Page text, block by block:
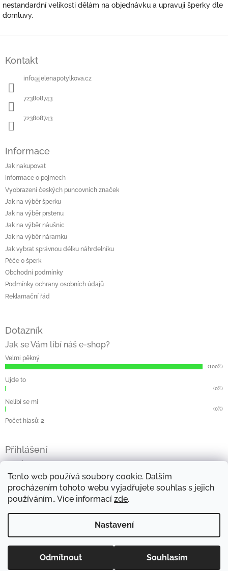
Tento web používá soubory cookie. Dalším
procházením tohoto webu vyjadřujete souhlas s jejich
používáním.. Více informací zde.
Nastavení
Odmítnout Souhlasím
nestandardní velikosti dělám na objednávku a upravuji šperky dle
domluvy.
Kontakt
info@jelenapotylkova.cz
723808743
723808743
Informace
Jak nakupovat
Informace o pojmech
Vyobrazení českých puncovních značek
Jak na výběr šperku
Jak na výběr prstenu
Jak na výběr náušnic
Jak na výběr náramku
Jak vybrat správnou délku náhrdelníku
Péče o šperk
Obchodní podmínky
Podmínky ochrany osobních údajů
Reklamační řád
Dotazník
Jak se Vám líbí náš e-shop?
Velmi pěkný
(100%)
Ujde to
(0%)
Nelíbí se mi
(0%)
Počet hlasů: 2
Přihlášení
Zapomenuté heslo
Vytvořil Shoptet Copyright 2026
. Všechna práva vyhrazena.
Upravit nastavení cookies